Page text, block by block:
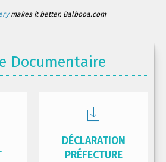
makes it better. Balbooa.com
Documentaire
DÉCLARATION
PRÉFECTURE